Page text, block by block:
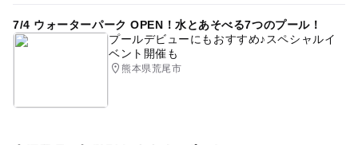
7/4 ウォーターパーク OPEN！水とあそべる7つのプール！
プールデビューにもおすすめ♪スペシャルイ
ベント開催も
熊本県荒尾市